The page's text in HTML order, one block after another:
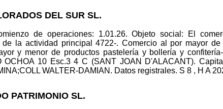
DEL SUR SL.
de operaciones: 1.01.26. Objeto social: El
la actividad principal 4722-. Comercio al por mayor
y menor de productos pastelería y bollería y
OCHOA 10 Esc.3 4 C (SANT JOAN D'ALACANT).
WALTER-DAMIAN. Datos registrales. S 8 , H A
PATRIMONIO SL.